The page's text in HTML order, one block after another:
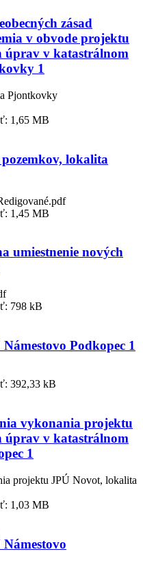
zásad
v obvode projektu
úprav v katastrálnom
1
Pjontkovky
1,65 MB
lokalita
1,45 MB
umiestnenie nových
798 kB
Podkopec 1
392,33 kB
vykonania projektu
úprav v katastrálnom
1
projektu JPÚ Novot, lokalita
1,03 MB